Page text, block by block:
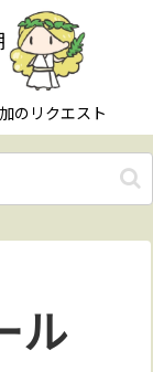
のリクエスト
ル